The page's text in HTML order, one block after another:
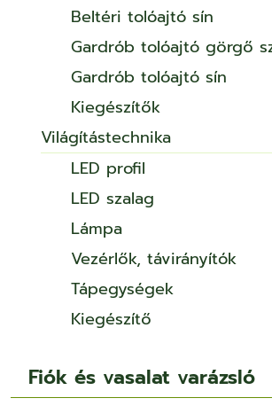
Beltéri tolóajtó sín
Gardrób tolóajtó görgő
Gardrób tolóajtó sín
Kiegészítők
Világítástechnika
LED profil
LED szalag
Lámpa
Vezérlők, távirányítók
Tápegységek
Kiegészítő
Fiók és vasalat varázsló